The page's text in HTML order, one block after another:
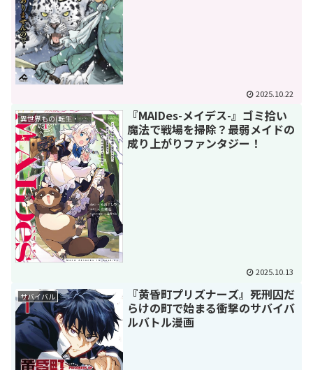
2025.10.22
異世界もの(転生・転移・成り上がり・異世界ファンタジー)
『MAIDes-メイデス-』ゴミ拾い
魔法で戦場を掃除？最弱メイドの
成り上がりファンタジー！
2025.10.13
サバイバル
『黄昏町プリズナーズ』死刑囚だ
らけの町で始まる衝撃のサバイバ
ルバトル漫画